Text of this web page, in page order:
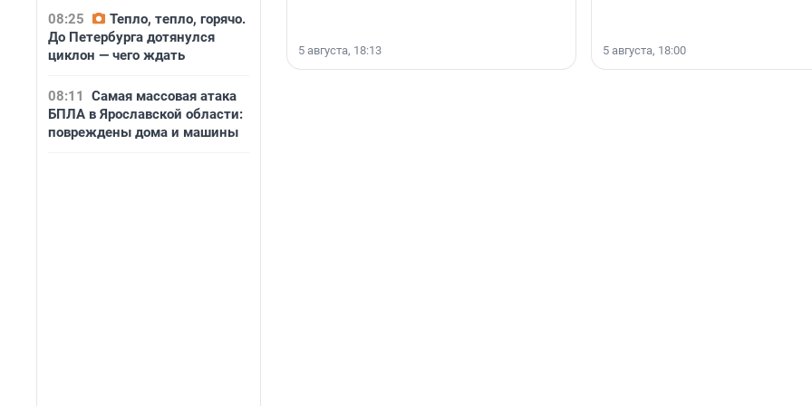
08:25
Тепло, тепло, горячо.
До Петербурга дотянулся
циклон — чего ждать
08:11
Самая массовая атака
БПЛА в Ярославской области:
повреждены дома и машины
5 августа, 18:13 5 августа, 18:00